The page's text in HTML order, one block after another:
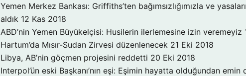
Yemen Merkez Bankası: Griffiths’ten bağımsızlığımızla ve
aldık 12 Kas 2018
ABD’nin Yemen Büyükelçisi: Husilerin ilerlemesine izin veremeyiz
Hartum’da Mısır-Sudan Zirvesi düzenlenecek 21 Eki 2018
Libya, AB’nin göçmen projesini reddetti 20 Eki 2018
Interpol’ün eski Başkanı’nın eşi: Eşimin hayatta olduğundan emin